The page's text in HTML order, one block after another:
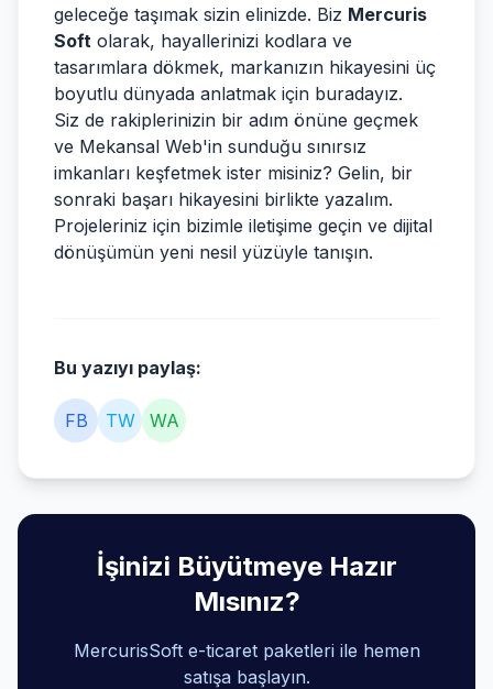
geleceğe taşımak sizin elinizde. Biz Mercuris
Soft olarak, hayallerinizi kodlara ve
tasarımlara dökmek, markanızın hikayesini üç
boyutlu dünyada anlatmak için buradayız.
Siz de rakiplerinizin bir adım önüne geçmek
ve Mekansal Web'in sunduğu sınırsız
imkanları keşfetmek ister misiniz? Gelin, bir
sonraki başarı hikayesini birlikte yazalım.
Projeleriniz için bizimle iletişime geçin ve dijital
dönüşümün yeni nesil yüzüyle tanışın.
Bu yazıyı paylaş:
FB TW WA
İşinizi Büyütmeye Hazır
Mısınız?
MercurisSoft e-ticaret paketleri ile hemen
satışa başlayın.